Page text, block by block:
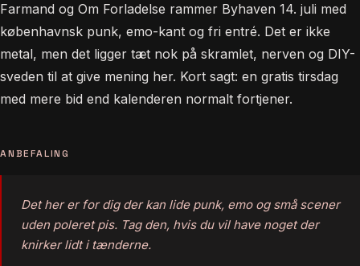
Farmand og Om Forladelse rammer Byhaven 14. juli med
københavnsk punk, emo-kant og fri entré. Det er ikke
metal, men det ligger tæt nok på skramlet, nerven og DIY-
sveden til at give mening her. Kort sagt: en gratis tirsdag
med mere bid end kalenderen normalt fortjener.
ANBEFALING
Det her er for dig der kan lide punk, emo og små scener
uden poleret pis. Tag den, hvis du vil have noget der
knirker lidt i tænderne.